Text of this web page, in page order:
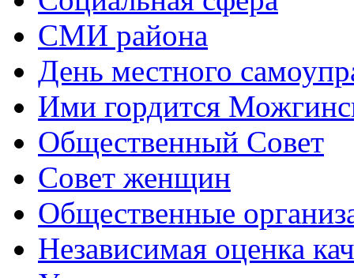
СМИ района
День местного
Ими гордится
Общественный Совет
Совет женщин
Общественные
Независимая оценка